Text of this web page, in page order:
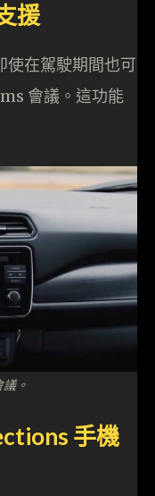
援
使在駕駛期間也可
會議。這功能
。
手機